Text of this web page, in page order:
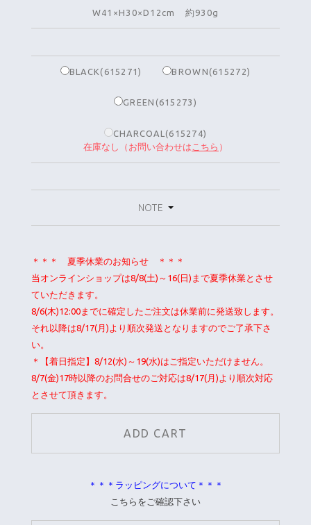
W41×H30×D12cm 約930g
BLACK(615271) BROWN(615272)
GREEN(615273)
CHARCOAL(615274)
在庫なし（お問い合わせは こちら ）
NOTE
＊＊＊ 夏季休業のお知らせ ＊＊＊
当オンラインショップは8/8(土)～16(日)まで夏季休業とさせ
ていただきます。
8/6(木)12:00までに確定したご注文は休業前に発送致します。
それ以降は8/17(月)より順次発送となりますのでご了承下さ
い。
＊【着日指定】8/12(水)～19(水)はご指定いただけません。
8/7(金)17時以降のお問合せのご対応は8/17(月)より順次対応
とさせて頂きます。
＊＊＊ラッピングについて＊＊＊
こちらをご確認下さい